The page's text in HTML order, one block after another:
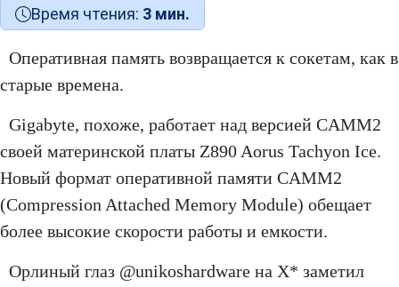
Время чтения: 3 мин.
Оперативная память возвращается к сокетам, как в
старые времена.
Gigabyte, похоже, работает над версией CAMM2
своей материнской платы Z890 Aorus Tachyon Ice.
Новый формат оперативной памяти CAMM2
(Compression Attached Memory Module) обещает
более высокие скорости работы и емкости.
Орлиный глаз @unikoshardware на X* заметил